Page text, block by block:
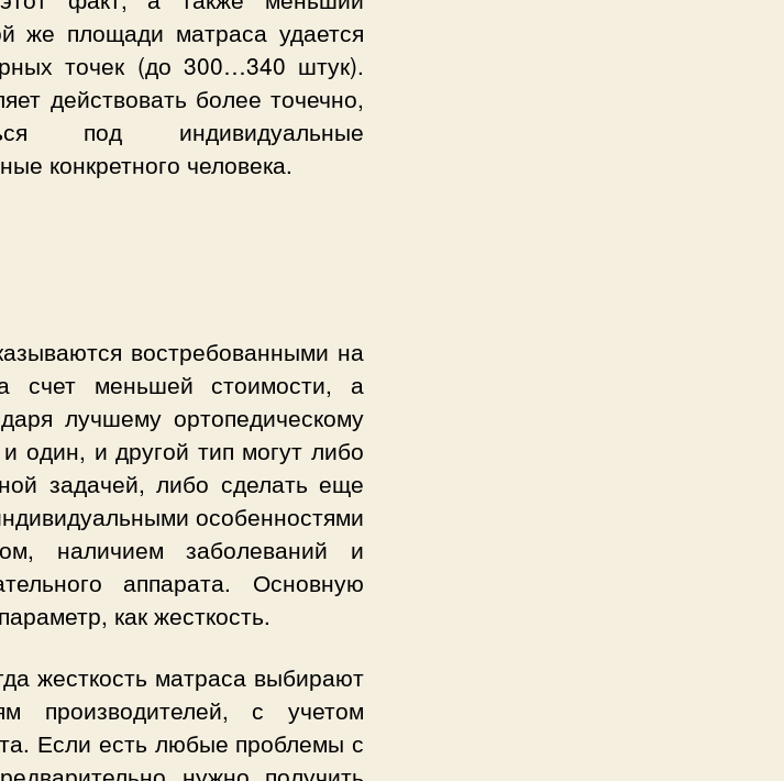
же площади матраса удается
точек (до 300…340 штук).
действовать более точечно,
под индивидуальные
конкретного человека.
востребованными на
счет меньшей стоимости, а
лучшему ортопедическому
один, и другой тип могут либо
задачей, либо сделать еще
особенностями
наличием заболеваний и
аппарата. Основную
как жесткость.
жесткость матраса выбирают
производителей, с учетом
Если есть любые проблемы с